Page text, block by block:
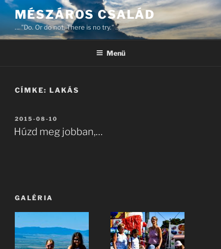
Tartalomhoz
MÉSZÁROS CSALÁD
… "Do. Or do not. There is no try." …
Menü
CÍMKE: LAKÁS
BEKÜLDVE:
2015-08-10
Húzd meg jobban,…
GALÉRIA